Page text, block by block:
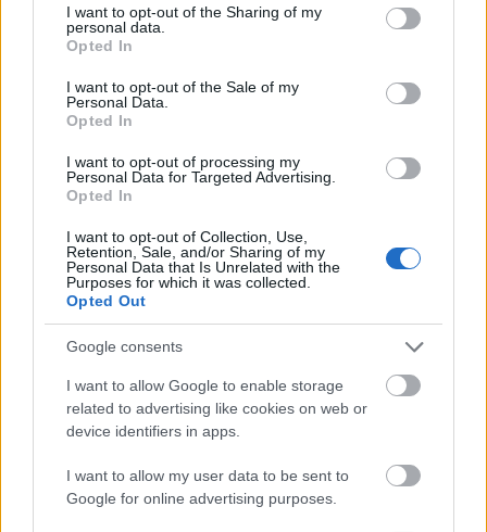
not limited to your visit or usage behaviour. You may click to
grant or deny consent to Google and its third-party tags to
use your data for below specified purposes in below Google
consent section.
I want to opt-out of the Sharing of my
personal data.
Opted In
I want to opt-out of the Sale of my
Personal Data.
Opted In
I want to opt-out of processing my
Personal Data for Targeted Advertising.
Opted In
I want to opt-out of Collection, Use,
Retention, Sale, and/or Sharing of my
Personal Data that Is Unrelated with the
Purposes for which it was collected.
Opted Out
Google consents
I want to allow Google to enable storage
related to advertising like cookies on web or
device identifiers in apps.
I want to allow my user data to be sent to
Google for online advertising purposes.
Az év madara, rovara, hala, hüllője, gombája és
fája után a sorozat második részében az év
vadvirágát, lepkéjét, beporzóit és emlősét mutatjuk
be. 1. Az év vadvirága:
homoki árvalányhaj (fotó: Kiskunsági Nemzeti
Park/Aradi Eszter) 2. Az év lepkéje: nagy
tűzlepke (fotó: MME/Kalotás…